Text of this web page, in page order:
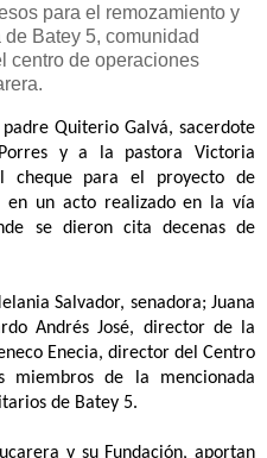
para el remozamiento y
Batey 5, comunidad
centro de operaciones
Quiterio Galvá, sacerdote
y a la pastora Victoria
cheque para el proyecto de
en un acto realizado en la vía
se dieron cita decenas de
Salvador, senadora; Juana
Andrés José, director de la
Enecia, director del Centro
miembros de la mencionada
de Batey 5.
y su Fundación, aportan